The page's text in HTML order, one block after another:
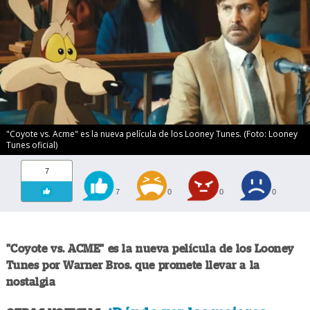
"Coyote vs. Acme" es la nueva película de los Looney Tunes. (Foto: Looney
Tunes oficial)
7
7 0 0 0
"Coyote vs. ACME" es la nueva película de los Looney
Tunes por Warner Bros. que promete llevar a la
nostalgia